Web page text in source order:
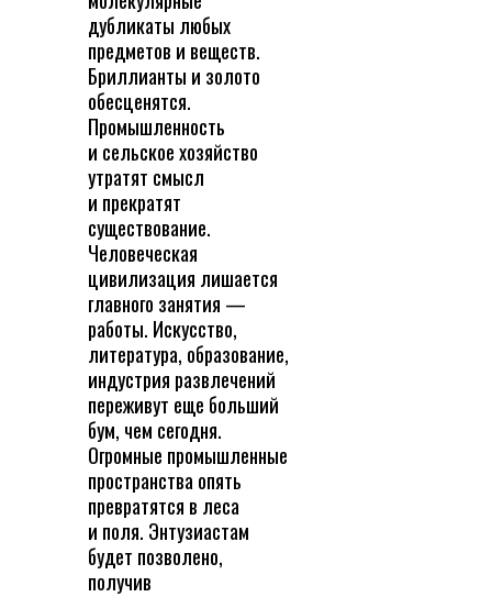
дубликаты любых
предметов и веществ.
Бриллианты и золото
обесценятся.
Промышленность
и сельское хозяйство
утратят смысл
и прекратят
существование.
Человеческая
цивилизация лишается
главного занятия —
работы. Искусство,
литература, образование,
индустрия развлечений
переживут еще больший
бум, чем сегодня.
Огромные промышленные
пространства опять
превратятся в леса
и поля. Энтузиастам
будет позволено,
получив